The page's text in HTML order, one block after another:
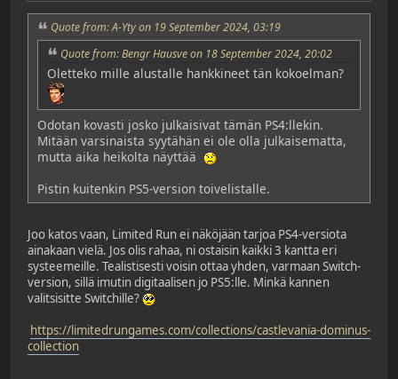
Quote from: A-Yty on 19 September 2024, 03:19
Quote from: Bengr Hausve on 18 September 2024, 20:02
Oletteko mille alustalle hankkineet tän kokoelman?
Odotan kovasti josko julkaisivat tämän PS4:llekin.
Mitään varsinaista syytähän ei ole olla julkaisematta,
mutta aika heikolta näyttää
Pistin kuitenkin PS5-version toivelistalle.
Joo katos vaan, Limited Run ei näköjään tarjoa PS4-versiota
ainakaan vielä. Jos olis rahaa, ni ostaisin kaikki 3 kantta eri
systeemeille. Tealistisesti voisin ottaa yhden, varmaan Switch-
version, sillä imutin digitaalisen jo PS5:lle. Minkä kannen
valitsisitte Switchille?
https://limitedrungames.com/collections/castlevania-dominus-
collection